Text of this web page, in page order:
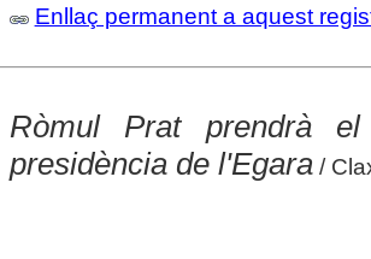
Enllaç permanent a aquest
Ròmul Prat prendrà
presidència de l'Egara/